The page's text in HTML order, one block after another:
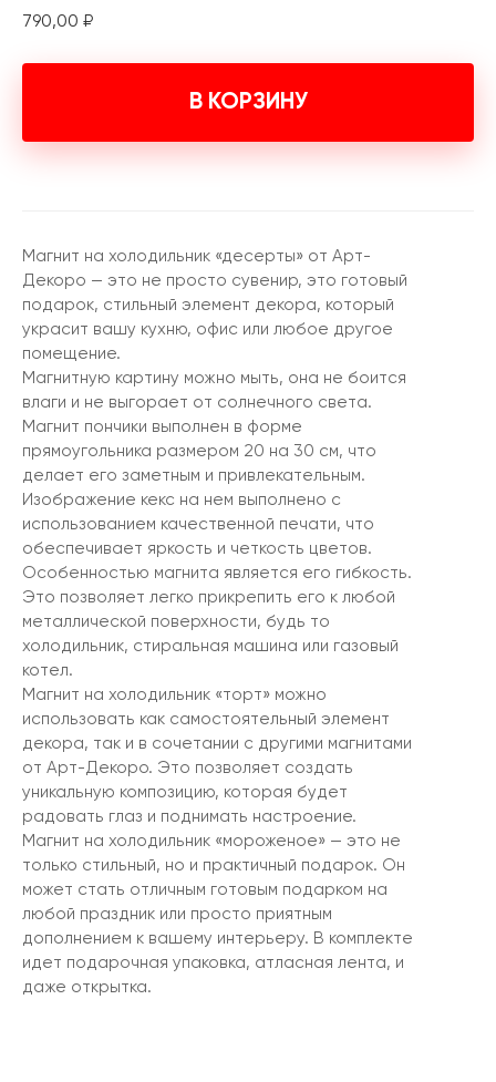
790,00 ₽
В КОРЗИНУ
Магнит на холодильник «десерты» от Арт-
Декоро — это не просто сувенир, это готовый
подарок, стильный элемент декора, который
украсит вашу кухню, офис или любое другое
помещение.
Магнитную картину можно мыть, она не боится
влаги и не выгорает от солнечного света.
Магнит пончики выполнен в форме
прямоугольника размером 20 на 30 см, что
делает его заметным и привлекательным.
Изображение кекс на нем выполнено с
использованием качественной печати, что
обеспечивает яркость и четкость цветов.
Особенностью магнита является его гибкость.
Это позволяет легко прикрепить его к любой
металлической поверхности, будь то
холодильник, стиральная машина или газовый
котел.
Магнит на холодильник «торт» можно
использовать как самостоятельный элемент
декора, так и в сочетании с другими магнитами
от Арт-Декоро. Это позволяет создать
уникальную композицию, которая будет
радовать глаз и поднимать настроение.
Магнит на холодильник «мороженое» — это не
только стильный, но и практичный подарок. Он
может стать отличным готовым подарком на
любой праздник или просто приятным
дополнением к вашему интерьеру. В комплекте
идет подарочная упаковка, атласная лента, и
даже открытка.